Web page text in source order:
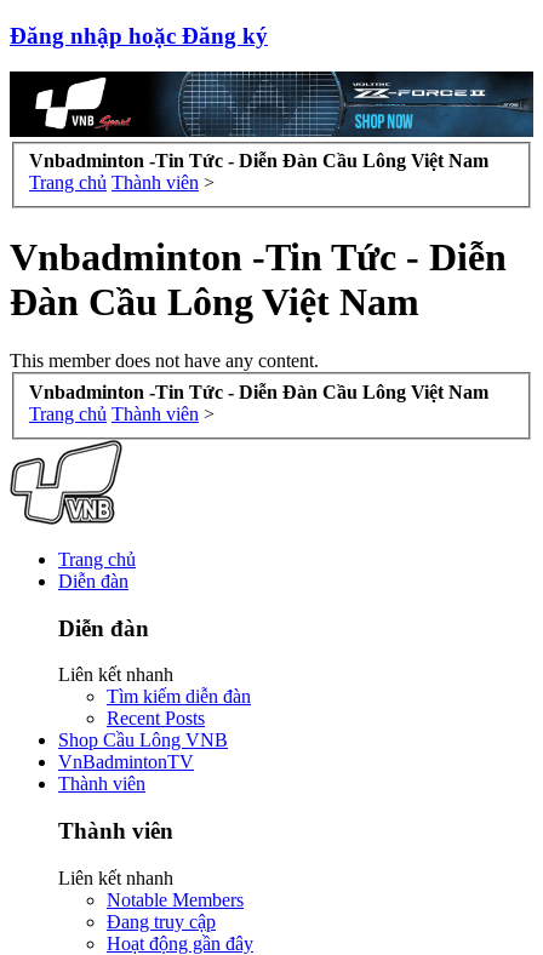
Đăng nhập hoặc Đăng ký
Vnbadminton -Tin Tức - Diễn Đàn Cầu Lông Việt Nam
Trang chủ Thành viên >
Vnbadminton -Tin Tức - Diễn
Đàn Cầu Lông Việt Nam
This member does not have any content.
Vnbadminton -Tin Tức - Diễn Đàn Cầu Lông Việt Nam
Trang chủ Thành viên >
Trang chủ
Diễn đàn
Diễn đàn
Liên kết nhanh
Tìm kiếm diễn đàn
Recent Posts
Shop Cầu Lông VNB
VnBadmintonTV
Thành viên
Thành viên
Liên kết nhanh
Notable Members
Đang truy cập
Hoạt động gần đây